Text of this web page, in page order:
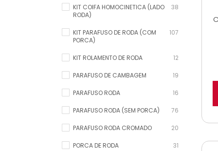
KIT COIFA HOMOCINETICA (LADO
RODA)
38
KIT PARAFUSO DE RODA (COM
PORCA)
107
KIT ROLAMENTO DE RODA 12
PARAFUSO DE CAMBAGEM 19
PARAFUSO RODA 16
PARAFUSO RODA (SEM PORCA) 76
PARAFUSO RODA CROMADO 20
PORCA DE RODA 31